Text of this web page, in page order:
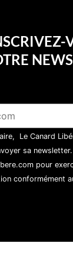
Le Canard
sa
pour
conformément